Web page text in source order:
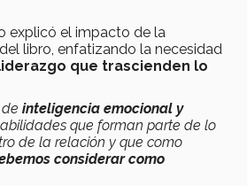
explicó el impacto de la
libro, enfatizando la necesidad
que trascienden lo
inteligencia emocional y
que forman parte de lo
de la relación y que como
considerar como